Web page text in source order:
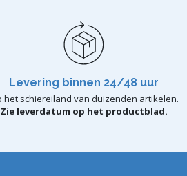
Levering binnen 24/48 uur
het schiereiland van duizenden artikelen.
Zie leverdatum op het productblad.